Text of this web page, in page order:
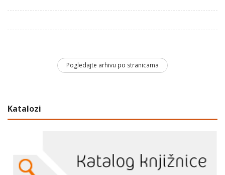
Pogledajte arhivu po stranicama
Katalozi